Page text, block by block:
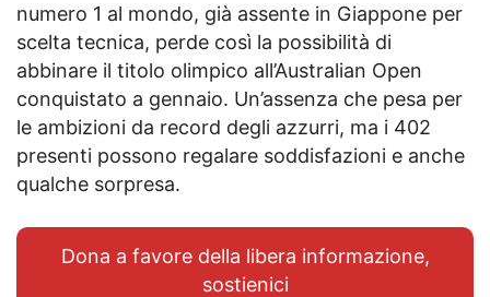
numero 1 al mondo, già assente in Giappone per
scelta tecnica, perde così la possibilità di
abbinare il titolo olimpico all’Australian Open
conquistato a gennaio. Un’assenza che pesa per
le ambizioni da record degli azzurri, ma i 402
presenti possono regalare soddisfazioni e anche
qualche sorpresa.
Dona a favore della libera informazione,
sostienici